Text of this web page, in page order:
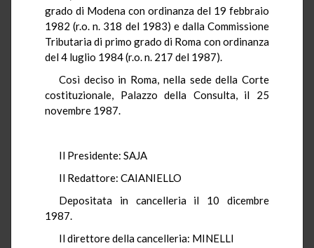
grado di Modena con ordinanza del 19 febbraio
1982 (r.o. n. 318 del 1983) e dalla Commissione
Tributaria di primo grado di Roma con ordinanza
del 4 luglio 1984 (r.o. n. 217 del 1987).
Così deciso in Roma, nella sede della Corte
costituzionale, Palazzo della Consulta, il 25
novembre 1987.
Il Presidente: SAJA
Il Redattore: CAIANIELLO
Depositata in cancelleria il 10 dicembre
1987.
Il direttore della cancelleria: MINELLI